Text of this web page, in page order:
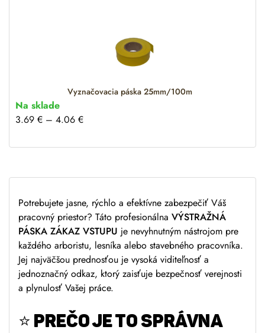
Vyznačovacia páska 25mm/100m
Na sklade
3.69 € – 4.06 €
Potrebujete jasne, rýchlo a efektívne zabezpečiť Váš
pracovný priestor? Táto profesionálna VÝSTRAŽNÁ
PÁSKA ZÁKAZ VSTUPU je nevyhnutným nástrojom pre
každého arboristu, lesníka alebo stavebného pracovníka.
Jej najväčšou prednosťou je vysoká viditeľnosť a
jednoznačný odkaz, ktorý zaisťuje bezpečnosť verejnosti
a plynulosť Vašej práce.
⭐PREČO JE TO SPRÁVNA